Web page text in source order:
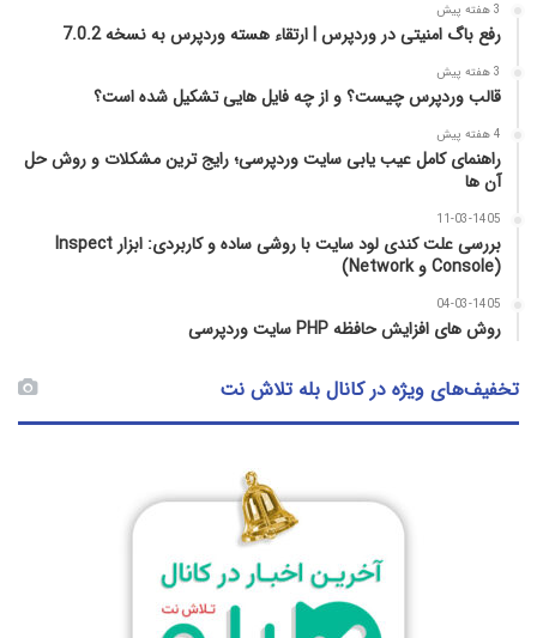
3 هفته پیش
رفع باگ امنیتی در وردپرس | ارتقاء هسته وردپرس به نسخه 7.0.2
3 هفته پیش
قالب وردپرس چیست؟ و از چه فایل­ هایی تشکیل شده است؟
4 هفته پیش
راهنمای کامل عیب‌ یابی سایت وردپرسی؛ رایج‌ ترین مشکلات و روش حل
آن‌ ها
11-03-1405
بررسی علت کندی لود سایت با روشی ساده و کاربردی: ابزار Inspect
(Console و Network)
04-03-1405
روش‌ های افزایش حافظه PHP سایت وردپرسی
تخفیف‌های ویژه در کانال بله تلاش نت